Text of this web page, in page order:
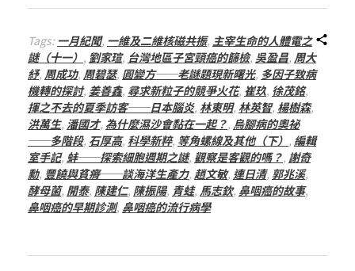
2
3
8
期
Tags:一月紀聞, 一維及二維核磁共振, 主宰生命的人體電之
謎（十一） , 劉家瑄, 台灣地區子宮頸癌的篩檢, 吳盈昌, 周大
紓, 周成功, 周碧瑟, 圓變方──老謎題現新曙光, 多因子致病
機轉的探討, 姜善鑫, 尋求新粒子的競爭火花, 崔玖, 徐茂銘,
揮之不去的夏季訪客──日本腦炎, 林東明, 林英智, 楊樹森,
洪萬生, 潘國才, 為什麼濕沙會黏在一起？, 烏腳病的奧祕
──多階段, 石厚高, 科學新粹, 等角螺線及其他（下） , 編輯
室手記, 蚌──探索細胞週期之謎, 觀察是客觀的嗎？, 謝奇
勳, 豐饒與貧瘠──談海洋生產力, 趙文敏, 連日清, 郭兆溪,
酵母菌, 開泰, 陳建仁, 陳振陽, 青蛙, 馬志欽, 鼻咽癌的故事,
鼻咽癌的早期診測, 鼻咽癌的流行病學